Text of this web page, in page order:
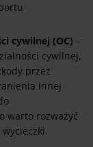
cywilnej (OC) –
cywilnej,
przez
innej
warto rozważyć